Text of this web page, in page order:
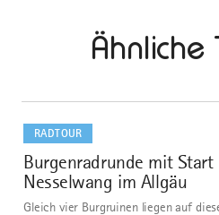
Ähnliche
RADTOUR
1
Burgenradrunde mit Start
Nesselwang im Allgäu
Gleich vier Burgruinen liegen auf
dazu